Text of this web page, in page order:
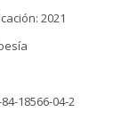
2021
18566-04-2